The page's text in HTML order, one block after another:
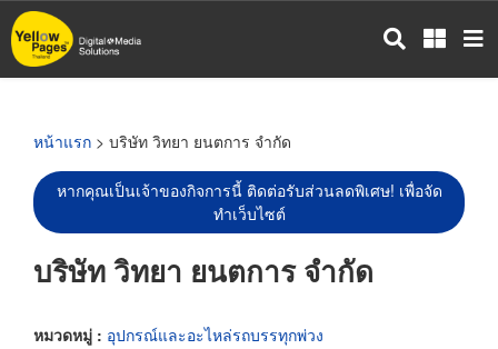
ข้าม
ไป
หน้าแรก > บริษัท วิทยา ยนตการ จำกัด
หากคุณเป็นเจ้าของกิจการนี้ ติดต่อรับส่วนลดพิเศษ! เพื่อจัด
ทำเว็บไซต์
บริษัท วิทยา ยนตการ จำกัด
หมวดหมู่ : อุปกรณ์และอะไหล่รถบรรทุกพ่วง